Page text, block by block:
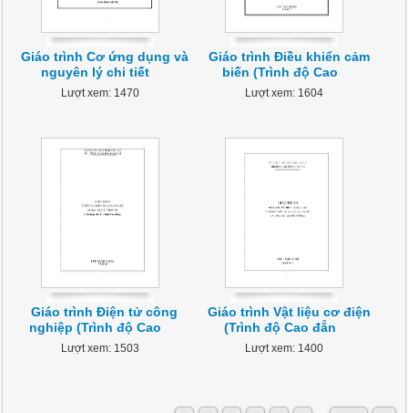
Giáo trình Cơ ứng dụng và
nguyên lý chi tiết
Lượt xem: 1470
Giáo trình Điều khiển cảm
biến (Trình độ Cao
Lượt xem: 1604
Giáo trình Điện tử công
nghiệp (Trình độ Cao
Lượt xem: 1503
Giáo trình Vật liệu cơ điện
(Trình độ Cao đẳn
Lượt xem: 1400